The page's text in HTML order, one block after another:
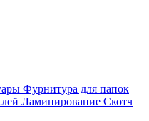
Фурнитура для папок
Ламинирование Скотч